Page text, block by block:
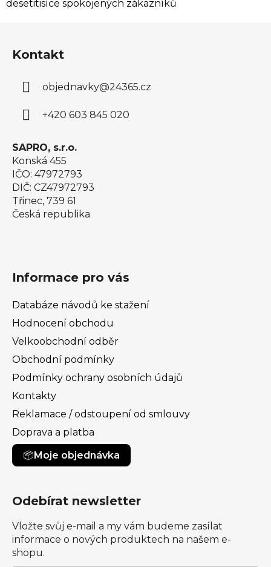
desetitisíce spokojených zákazníků
Kontakt
objednavky@24365.cz
+420 603 845 020
SAPRO, s.r.o.
Konská 455
IČO: 47972793
DIČ: CZ47972793
Třinec, 739 61
Česká republika
Informace pro vás
Databáze návodů ke stažení
Hodnocení obchodu
Velkoobchodní odběr
Obchodní podmínky
Podmínky ochrany osobních údajů
Kontakty
Reklamace / odstoupení od smlouvy
Doprava a platba
Moje objednávka
Odebírat newsletter
Vložte svůj e-mail a my vám budeme zasílat
informace o nových produktech na našem e-
shopu.